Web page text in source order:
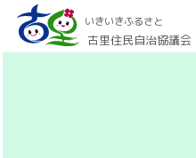
いきいきふるさと
古里住民自治協議会